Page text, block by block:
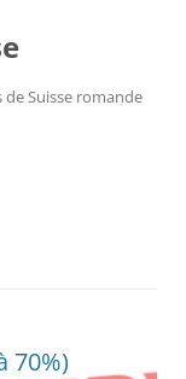
Suisse romande
70%)